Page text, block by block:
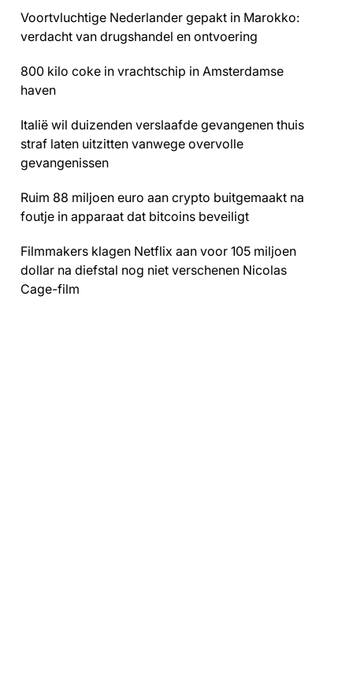
Voortvluchtige Nederlander gepakt in Marokko:
verdacht van drugshandel en ontvoering
800 kilo coke in vrachtschip in Amsterdamse
haven
Italië wil duizenden verslaafde gevangenen thuis
straf laten uitzitten vanwege overvolle
gevangenissen
Ruim 88 miljoen euro aan crypto buitgemaakt na
foutje in apparaat dat bitcoins beveiligt
Filmmakers klagen Netflix aan voor 105 miljoen
dollar na diefstal nog niet verschenen Nicolas
Cage-film